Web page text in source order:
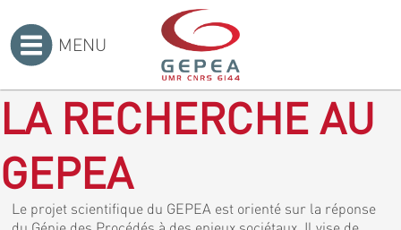
MENU
LA RECHERCHE AU
GEPEA
Le projet scientifique du GEPEA est orienté sur la réponse